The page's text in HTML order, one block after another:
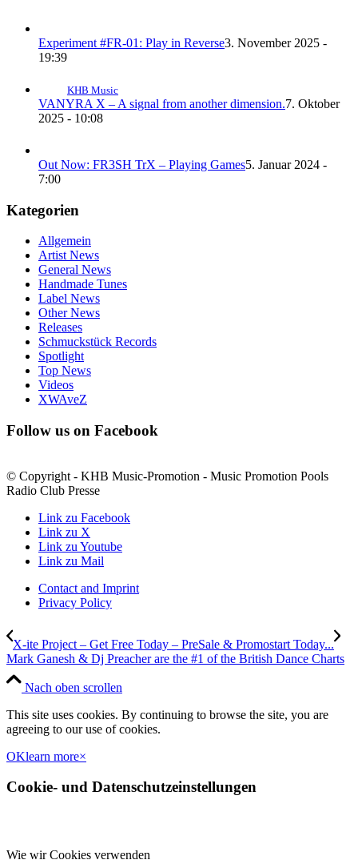
Experiment #FR-01: Play in Reverse3. November 2025 -
19:39
KHB Music
VANYRA X – A signal from another dimension.7. Oktober
2025 - 10:08
Out Now: FR3SH TrX – Playing Games5. Januar 2024 -
7:00
Kategorien
Allgemein
Artist News
General News
Handmade Tunes
Label News
Other News
Releases
Schmuckstück Records
Spotlight
Top News
Videos
XWAveZ
Follow us on Facebook
© Copyright - KHB Music-Promotion - Music Promotion Pools
Radio Club Presse
Link zu Facebook
Link zu X
Link zu Youtube
Link zu Mail
Contact and Imprint
Privacy Policy
X-ite Project – Get Free Today – PreSale & Promostart Today...
Mark Ganesh & Dj Preacher are the #1 of the British Dance Charts
Nach oben scrollen
This site uses cookies. By continuing to browse the site, you are
agreeing to our use of cookies.
OKlearn more×
Cookie- und Datenschutzeinstellungen
Wie wir Cookies verwenden